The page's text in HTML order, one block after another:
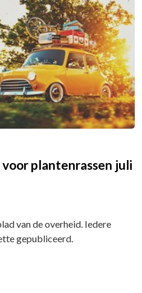
plantenrassen juli
van de overheid. Iedere
gepubliceerd.